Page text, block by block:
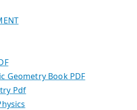
Geometry Book PDF
Pdf